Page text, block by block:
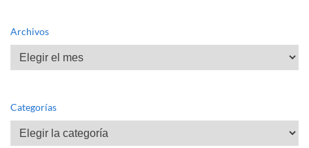
Archivos
Archivos
Categorías
Categorías